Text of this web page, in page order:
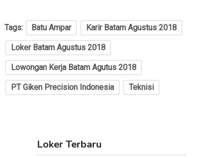
Tags: Batu Ampar Karir Batam Agustus 2018
Loker Batam Agustus 2018
Lowongan Kerja Batam Agutus 2018
PT Giken Precision Indonesia Teknisi
Loker Terbaru